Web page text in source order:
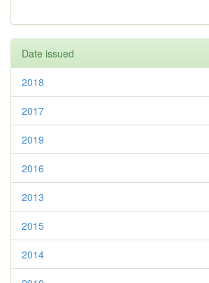
Date issued
2018
2017
2019
2016
2013
2015
2014